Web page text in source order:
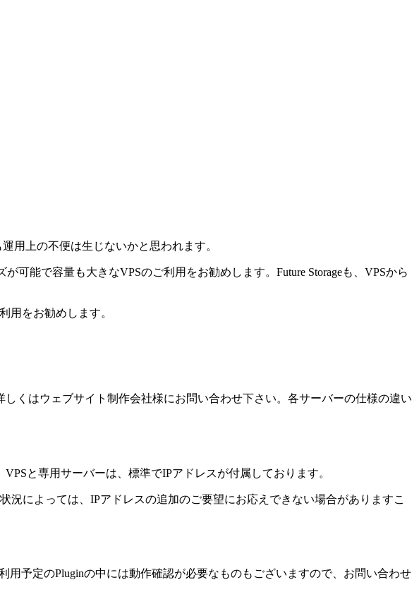
用上の不便は生じないかと思われます。
能で容量も大きなVPSのご利用をお勧めします。Future Storageも、VPSから
用をお勧めします。
くはウェブサイト制作会社様にお問い合わせ下さい。各サーバーの仕様の違い
と専用サーバーは、標準でIPアドレスが付属しております。
によっては、IPアドレスの追加のご要望にお応えできない場合がありますこ
用予定のPluginの中には動作確認が必要なものもございますので、お問い合わせ